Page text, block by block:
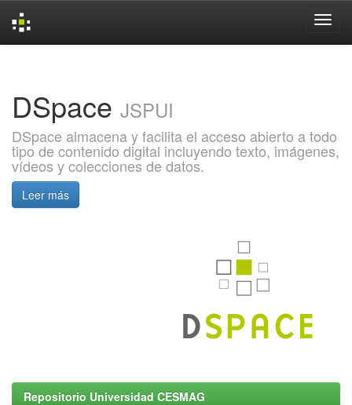
DSpace JSPUI
DSpace almacena y facilita el acceso abierto a todo
tipo de contenido digital incluyendo texto, imágenes,
vídeos y colecciones de datos.
Leer más
Repositorio Universidad CESMAG